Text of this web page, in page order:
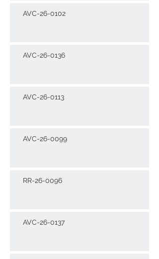
AVC-26-0102
AVC-26-0136
AVC-26-0113
AVC-26-0099
RR-26-0096
AVC-26-0137